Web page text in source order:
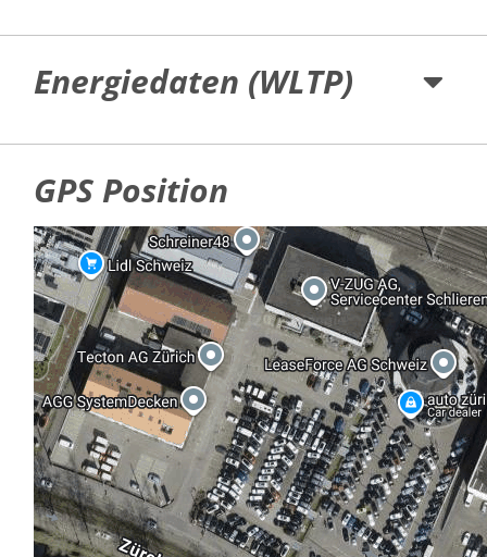
Energiedaten (WLTP)
GPS Position